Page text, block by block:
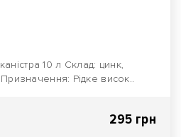
10 л Склад: цинк,
Призначення: Рідке висок..
295 грн